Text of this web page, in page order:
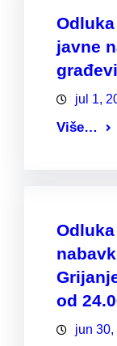
javne
jul 1,
Više…
od
jun 30,